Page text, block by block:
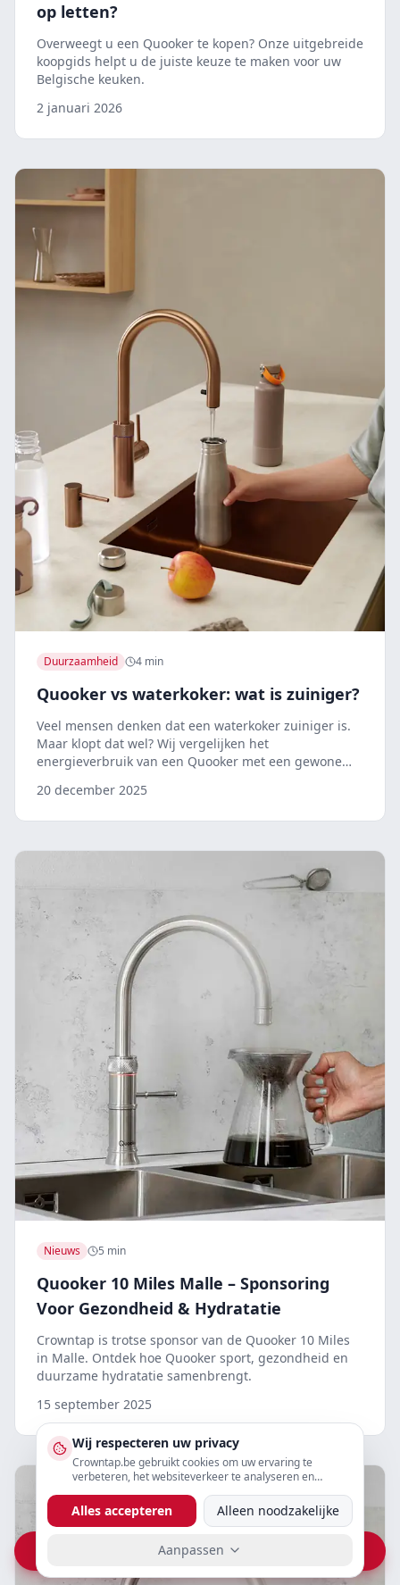
op letten?
Overweegt u een Quooker te kopen? Onze uitgebreide
koopgids helpt u de juiste keuze te maken voor uw
Belgische keuken.
2 januari 2026
Duurzaamheid 4 min
Quooker vs waterkoker: wat is zuiniger?
Veel mensen denken dat een waterkoker zuiniger is.
Maar klopt dat wel? Wij vergelijken het
energieverbruik van een Quooker met een gewone
20 december 2025
Nieuws 5 min
Quooker 10 Miles Malle – Sponsoring
Voor Gezondheid & Hydratatie
Crowntap is trotse sponsor van de Quooker 10 Miles
in Malle. Ontdek hoe Quooker sport, gezondheid en
duurzame hydratatie samenbrengt.
15 september 2025
Vraag prijs op WhatsApp
Wij respecteren uw privacy
Crowntap.be gebruikt cookies om uw ervaring te
verbeteren, het websiteverkeer te analyseren en
voorkeuren hieronder aanpassen.
Alles accepteren Alleen noodzakelijke
Aanpassen